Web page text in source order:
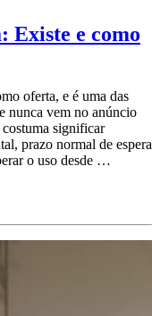
Existe e como
oferta, e é uma das
nunca vem no anúncio
costuma significar
prazo normal de espera
o uso desde …